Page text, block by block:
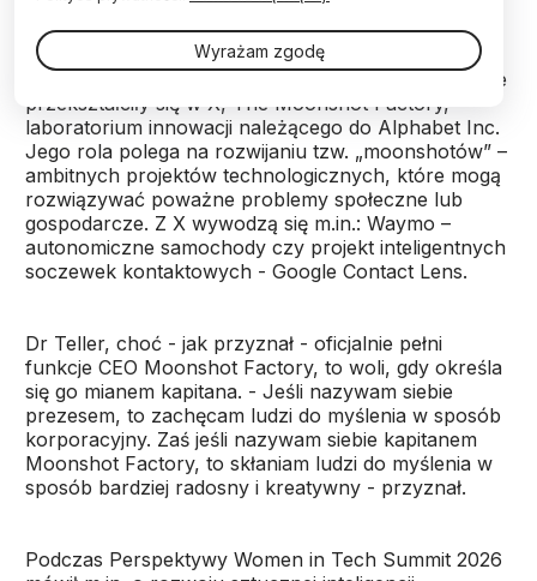
Dr Astro Teller to amerykański naukowiec,
przedsiębiorca, inżynier i menedżer technologiczny.
Od 2010 roku kierował laboratoriami Google X, które
przekształciły się w X, The Moonshot Factory,
laboratorium innowacji należącego do Alphabet Inc.
Jego rola polega na rozwijaniu tzw. „moonshotów” –
ambitnych projektów technologicznych, które mogą
rozwiązywać poważne problemy społeczne lub
gospodarcze. Z X wywodzą się m.in.: Waymo –
autonomiczne samochody czy projekt inteligentnych
soczewek kontaktowych - Google Contact Lens.
Dr Teller, choć - jak przyznał - oficjalnie pełni
funkcje CEO Moonshot Factory, to woli, gdy określa
się go mianem kapitana. - Jeśli nazywam siebie
prezesem, to zachęcam ludzi do myślenia w sposób
korporacyjny. Zaś jeśli nazywam siebie kapitanem
Moonshot Factory, to skłaniam ludzi do myślenia w
sposób bardziej radosny i kreatywny - przyznał.
Podczas Perspektywy Women in Tech Summit 2026
Wyrażam zgodę